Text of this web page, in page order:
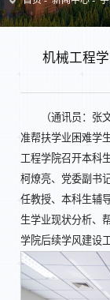
机械工程
（通讯员：
准帮扶学业困难学
工程学院召开本科
柯燎亮、党委副书
任教授、本科生辅
生学业现状分析、
学院后续学风建设